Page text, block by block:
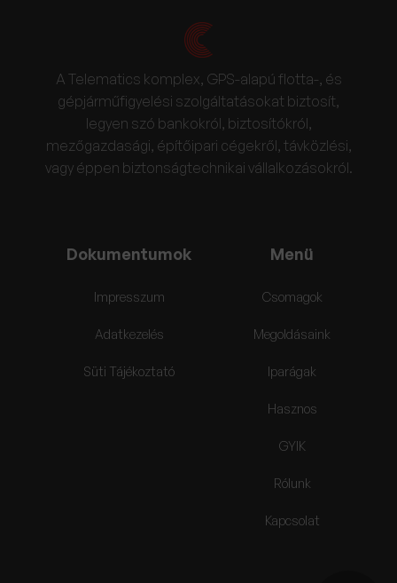
A Telematics komplex, GPS-alapú flotta-, és
gépjárműfigyelési szolgáltatásokat biztosít,
legyen szó bankokról, biztosítókról,
mezőgazdasági, építőipari cégekről, távközlési,
vagy éppen biztonságtechnikai vállalkozásokról.
Dokumentumok
Impresszum
Adatkezelés
Süti Tájékoztató
Menü
Csomagok
Megoldásaink
Iparágak
Hasznos
GYIK
Rólunk
Kapcsolat